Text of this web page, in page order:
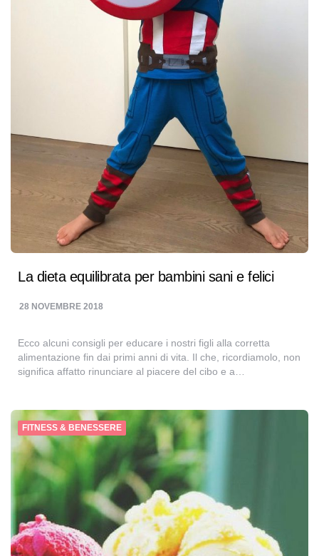
La dieta equilibrata per bambini sani e felici
28 NOVEMBRE 2018
Ecco alcuni consigli per educare i nostri figli alla corretta
alimentazione fin dai primi anni di vita. Il che, ricordiamolo, non
significa affatto rinunciare al piacere del cibo e a…
FITNESS & BENESSERE